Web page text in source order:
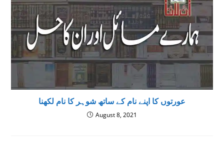
عورتوں کا اپنے نام کے ساتھ شوہر کا نام لکھنا
August 8, 2021